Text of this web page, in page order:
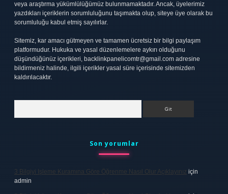
veya araştırma yükümlülüğümüz bulunmamaktadır. Ancak, üyelerimiz
yazdıkları içeriklerin sorumluluğunu taşımakta olup, siteye üye olarak bu
sorumluluğu kabul etmiş sayılırlar.
Sitemiz, kar amacı gütmeyen ve tamamen ücretsiz bir bilgi paylaşım
platformudur. Hukuka ve yasal düzenlemelere aykırı olduğunu
düşündüğünüz içerikleri, backlinkpanelicomtr@gmail.com adresine
bildirmeniz halinde, ilgili içerikler yasal süre içerisinde sitemizden
kaldırılacaktır.
Son yorumlar
3 Bilgiyi Işleme Kuramına Göre Öğrenme Nasıl Olur Açıklayınız için
admin